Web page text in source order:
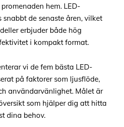
hem. LED-
de senaste åren, vilket
erbjuder både hög
i kompakt format.
vi de fem bästa LED-
på faktorer som ljusflöde,
användarvänlighet. Målet är
som hjälper dig att hitta
dina behov.